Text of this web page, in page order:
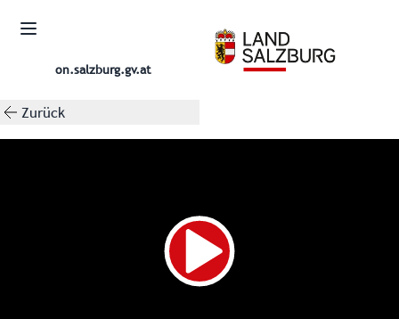
on.salzburg.gv.at
Zurück